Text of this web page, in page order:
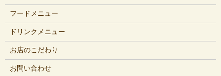
フードメニュー
ドリンクメニュー
お店のこだわり
お問い合わせ